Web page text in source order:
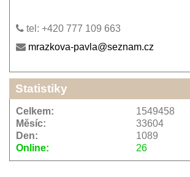
tel: +420 777 109 663
mrazkova-pavla@seznam.cz
Statistiky
Online: 26
Celkem:
1549458
Měsíc:
33604
Den:
1089